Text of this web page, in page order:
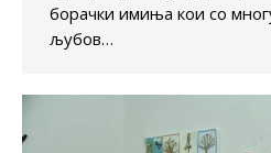
борачки имиња кои со
љубов…